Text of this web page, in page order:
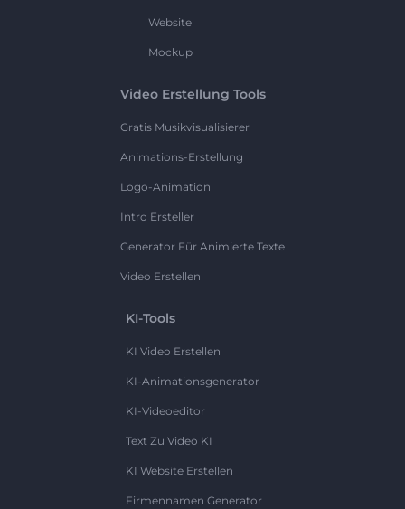
Website
Mockup
Video Erstellung Tools
Gratis Musikvisualisierer
Animations-Erstellung
Logo-Animation
Intro Ersteller
Generator Für Animierte Texte
Video Erstellen
KI-Tools
KI Video Erstellen
KI-Animationsgenerator
KI-Videoeditor
Text Zu Video KI
KI Website Erstellen
Firmennamen Generator